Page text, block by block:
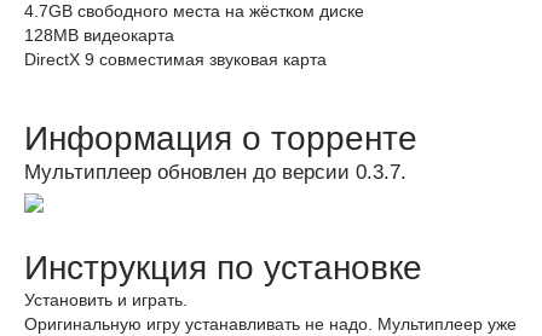
4.7GB свободного места на жёстком диске
128MB видеокарта
DirectX 9 совместимая звуковая карта
Информация о торренте
Мультиплеер обновлен до версии 0.3.7.
Инструкция по установке
Установить и играть.
Оригинальную игру устанавливать не надо. Мультиплеер уже